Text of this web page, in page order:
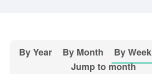
By Year By Month By Week
Jump to month